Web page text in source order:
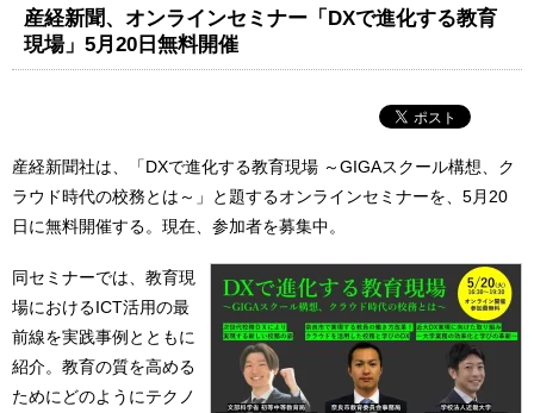
産経新聞、オンラインセミナー「DXで進化する教育
現場」5月20日無料開催
産経新聞社は、「DXで進化する教育現場 ～GIGAスクール構想、ク
ラウド時代の校務とは～」と題するオンラインセミナーを、5月20
日に無料開催する。現在、参加者を募集中。
同セミナーでは、教育現
場におけるICT活用の最
前線を実践事例とともに
紹介。教育の質を高める
ためにどのようにテクノ